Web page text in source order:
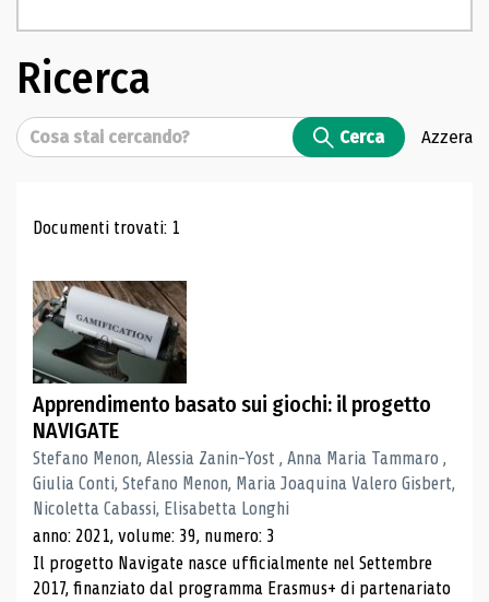
Ricerca
Cerca Cerca Azzera
Risultati di ricerca
Documenti trovati: 1
Apprendimento basato sui giochi: il progetto
NAVIGATE
Stefano Menon, Alessia Zanin-Yost , Anna Maria Tammaro ,
Giulia Conti, Stefano Menon, Maria Joaquina Valero Gisbert,
Nicoletta Cabassi, Elisabetta Longhi
anno: 2021, volume: 39, numero: 3
Il progetto Navigate nasce ufficialmente nel Settembre
2017, finanziato dal programma Erasmus+ di partenariato